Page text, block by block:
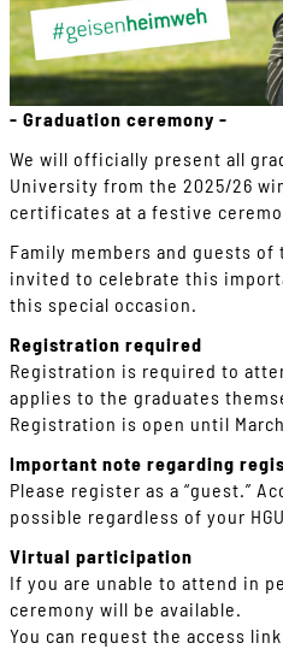
- Graduation ceremony -
We will officially present all
University from the 2025/26
certificates at a festive
Family members and guests
invited to celebrate this
this special occasion.
Registration required
Registration is required to
applies to the graduates
Registration is open until
Important note regarding
Please register as a “guest.”
possible regardless of your
Virtual participation
If you are unable to attend in
ceremony will be available.
You can request the access